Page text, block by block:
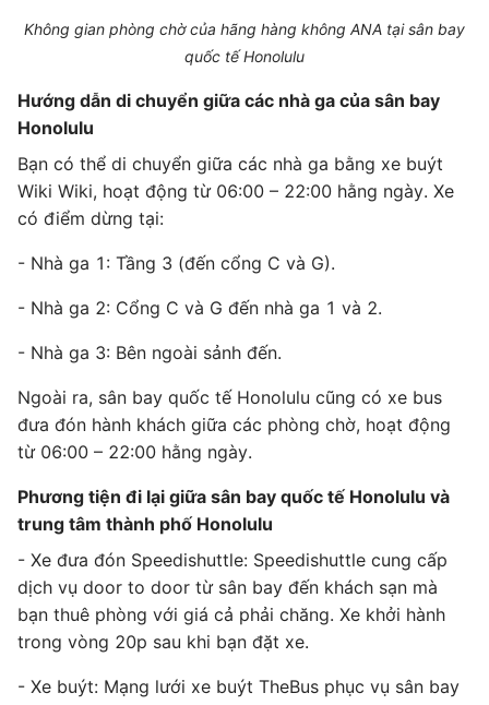
Không gian phòng chờ của hãng hàng không ANA tại sân bay
quốc tế Honolulu
Hướng dẫn di chuyển giữa các nhà ga của sân bay
Honolulu
Bạn có thể di chuyển giữa các nhà ga bằng xe buýt
Wiki Wiki, hoạt động từ 06:00 – 22:00 hằng ngày. Xe
có điểm dừng tại:
- Nhà ga 1: Tầng 3 (đến cổng C và G).
- Nhà ga 2: Cổng C và G đến nhà ga 1 và 2.
- Nhà ga 3: Bên ngoài sảnh đến.
Ngoài ra, sân bay quốc tế Honolulu cũng có xe bus
đưa đón hành khách giữa các phòng chờ, hoạt động
từ 06:00 – 22:00 hằng ngày.
Phương tiện đi lại giữa sân bay quốc tế Honolulu và
trung tâm thành phố Honolulu
- Xe đưa đón Speedishuttle: Speedishuttle cung cấp
dịch vụ door to door từ sân bay đến khách sạn mà
bạn thuê phòng với giá cả phải chăng. Xe khởi hành
trong vòng 20p sau khi bạn đặt xe.
- Xe buýt: Mạng lưới xe buýt TheBus phục vụ sân bay